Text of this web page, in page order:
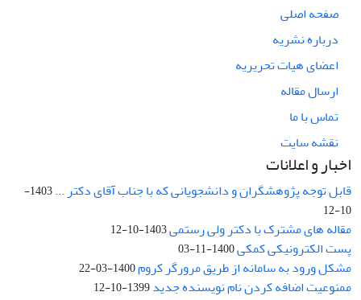
صفحه اصلی
درباره نشریه
اعضای هیات تحریریه
ارسال مقاله
تماس با ما
نقشه سایت
اخبار و اعلانات
قابل توجه پژوهشگران و دانشجویانی که با جناب آقای دکتر ...
1403-
10-12
مقاله های مشترک با دکتر ولی رستمی1403-10-12
پست الکترونیکی کمکی1400-11-03
مشکل ورود به سامانه از طریق مرورگر کروم1400-03-22
ممنوعیت اضافه کردن نام نویسنده جدید1399-10-12